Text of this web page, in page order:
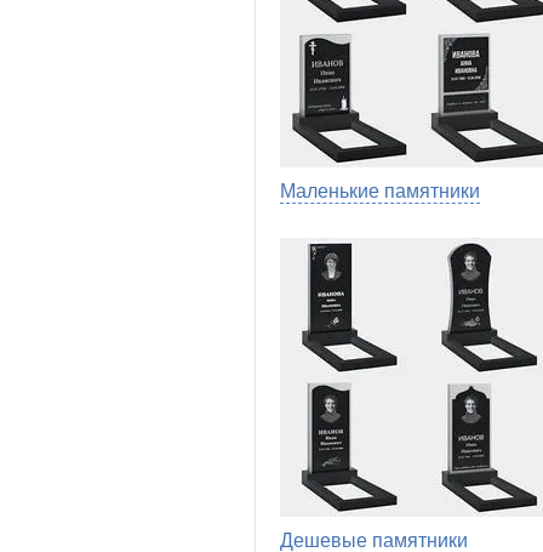
Маленькие памятники
Дешевые памятники